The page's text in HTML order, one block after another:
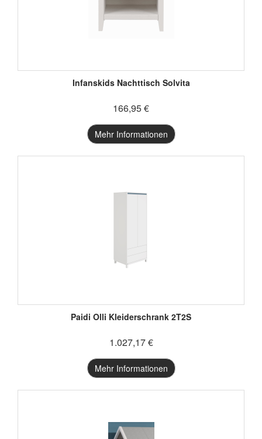
Infanskids Nachttisch Solvita
166,95 €
Mehr Informationen
Paidi Olli Kleiderschrank 2T2S
1.027,17 €
Mehr Informationen